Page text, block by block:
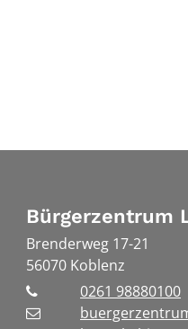
Bürgerzentrum
Brenderweg 17-21
56070 Koblenz
0261 98880100